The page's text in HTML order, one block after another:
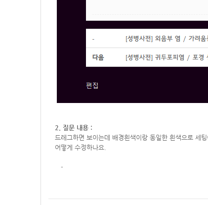
2. 질문 내용 :
드레그하면 보이는데 배경흰색이랑 동일한 흰색으로 세
어떻게 수정하나요.
-